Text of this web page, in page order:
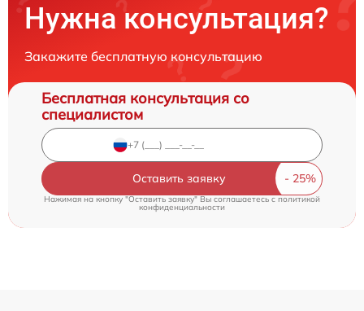
Нужна консультация?
Закажите бесплатную консультацию
Бесплатная консультация со
специалистом
Оставить заявку
Нажимая на кнопку "Оставить заявку" Вы соглашаетесь cполитикой
конфиденциальности